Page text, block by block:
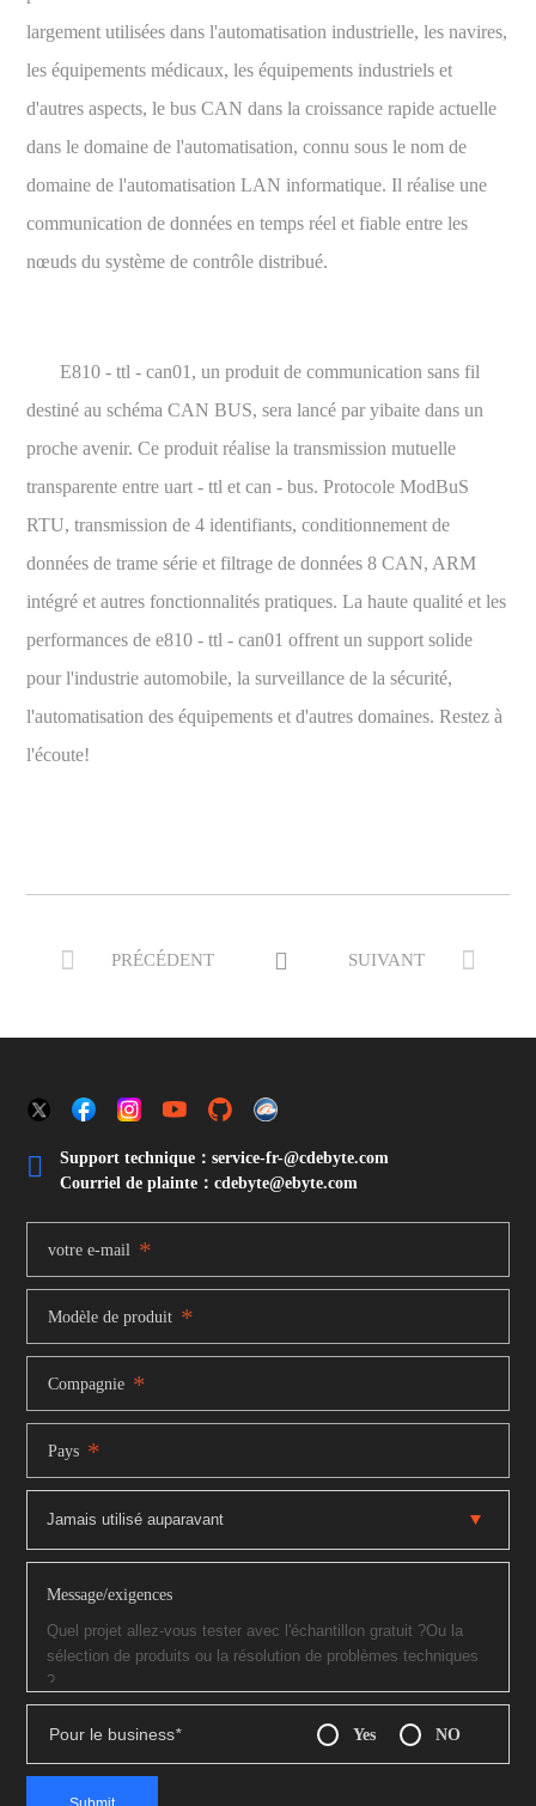
largement utilisées dans l'automatisation industrielle, les navires,
les équipements médicaux, les équipements industriels et
d'autres aspects, le bus CAN dans la croissance rapide actuelle
dans le domaine de l'automatisation, connu sous le nom de
domaine de l'automatisation LAN informatique. Il réalise une
communication de données en temps réel et fiable entre les
nœuds du système de contrôle distribué.
E810 - ttl - can01, un produit de communication sans fil
destiné au schéma CAN BUS, sera lancé par yibaite dans un
proche avenir. Ce produit réalise la transmission mutuelle
transparente entre uart - ttl et can - bus. Protocole ModBuS
RTU, transmission de 4 identifiants, conditionnement de
données de trame série et filtrage de données 8 CAN, ARM
intégré et autres fonctionnalités pratiques. La haute qualité et les
performances de e810 - ttl - can01 offrent un support solide
pour l'industrie automobile, la surveillance de la sécurité,
l'automatisation des équipements et d'autres domaines. Restez à
l'écoute!
 PRÉCÉDENT  
SUIVANT

Support technique：service-fr-@cdebyte.com
Courriel de plainte：cdebyte@ebyte.com
votre e-mail *
Modèle de produit *
Compagnie *
Pays *
Message/exigences
Pour le business* Yes NO